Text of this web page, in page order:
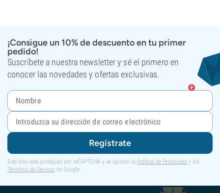
¡Consigue un 10% de descuento en tu primer
pedido!
Suscríbete a nuestra newsletter y sé el primero en
conocer las novedades y ofertas exclusivas.
Regístrate
Este sitio está protegido por reCAPTCHA y se aplican la Política de Privacidad y los
Términos de Servicio de Google.